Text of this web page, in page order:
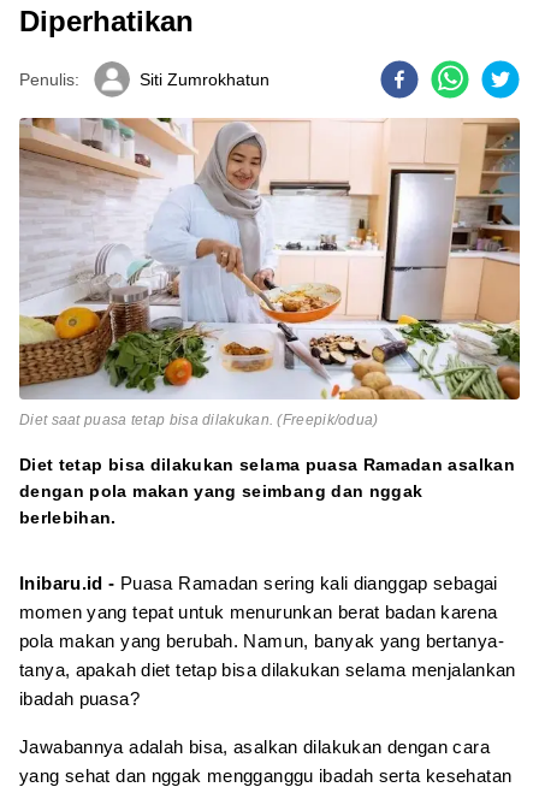
Diperhatikan
Penulis: Siti Zumrokhatun
Diet saat puasa tetap bisa dilakukan. (Freepik/odua)
Diet tetap bisa dilakukan selama puasa Ramadan asalkan
dengan pola makan yang seimbang dan nggak
berlebihan.
Inibaru.id - Puasa Ramadan sering kali dianggap sebagai
momen yang tepat untuk menurunkan berat badan karena
pola makan yang berubah. Namun, banyak yang bertanya-
tanya, apakah diet tetap bisa dilakukan selama menjalankan
ibadah puasa?
Jawabannya adalah bisa, asalkan dilakukan dengan cara
yang sehat dan nggak mengganggu ibadah serta kesehatan